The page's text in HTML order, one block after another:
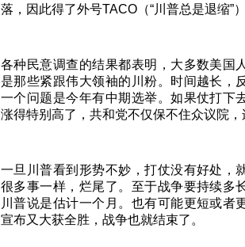
落，因此得了外号TACO（“川普总是退缩”）
各种民意调查的结果都表明，大多数美国
是那些紧跟伟大领袖的川粉。时间越长，
一个问题是今年有中期选举。如果仗打下
涨得特别高了，共和党不仅保不住众议院，
一旦川普看到形势不妙，打仗没有好处，
很多事一样，烂尾了。至于战争要持续多
川普说是估计一个月。也有可能更短或者
宣布又大获全胜，战争也就结束了。